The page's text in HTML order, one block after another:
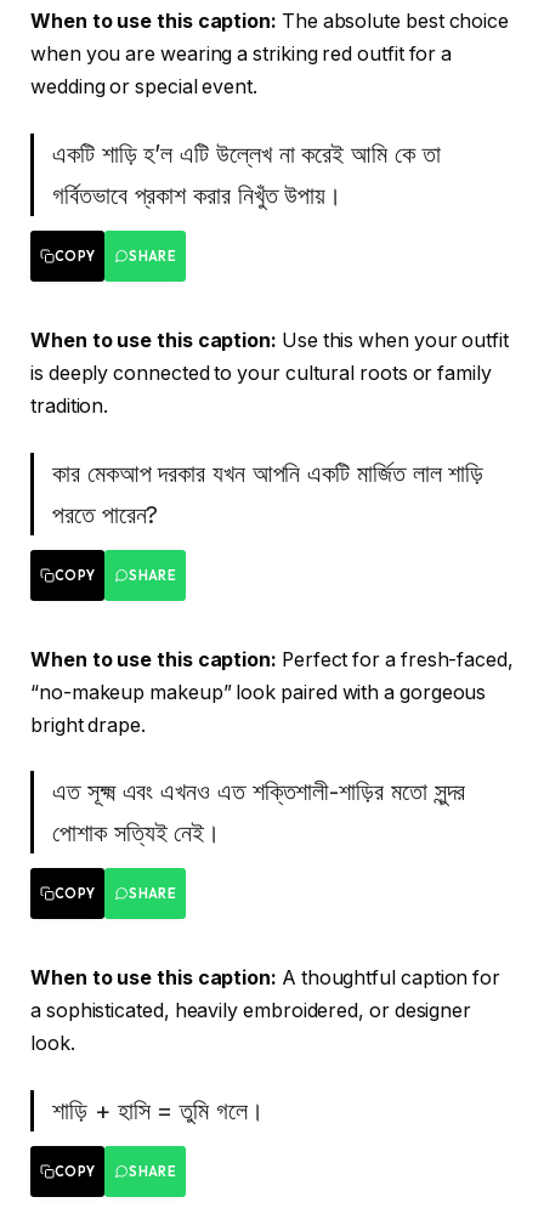
When to use this caption: The absolute best choice
when you are wearing a striking red outfit for a
wedding or special event.
একটি শাড়ি হ’ল এটি উল্লেখ না করেই আমি কে তা
গর্বিতভাবে প্রকাশ করার নিখুঁত উপায়।
COPY SHARE
When to use this caption: Use this when your outfit
is deeply connected to your cultural roots or family
tradition.
কার মেকআপ দরকার যখন আপনি একটি মার্জিত লাল শাড়ি
পরতে পারেন?
COPY SHARE
When to use this caption: Perfect for a fresh-faced,
“no-makeup makeup” look paired with a gorgeous
bright drape.
এত সূক্ষ্ম এবং এখনও এত শক্তিশালী-শাড়ির মতো সুন্দর
পোশাক সত্যিই নেই।
COPY SHARE
When to use this caption: A thoughtful caption for
a sophisticated, heavily embroidered, or designer
look.
শাড়ি + হাসি = তুমি গলে।
COPY SHARE